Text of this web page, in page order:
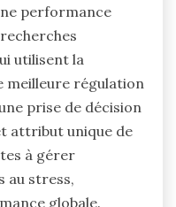
performance
utilisent la
meilleure régulation
prise de décision
attribut unique de
à gérer
au stress,
globale.